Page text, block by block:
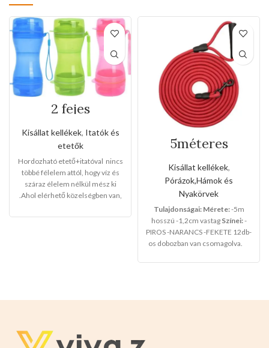
2 fejes
hordozható
etető+itató
Kisállat kellékek, Itatók és
etetők
Hordozható etető+itatóval nincs
többé félelem attól, hogy víz és
száraz élelem nélkül mész ki
.Ahol elérhető közelségben van,
minőség,maximális
5méteres
kézipóráz
Kisállat kellékek,
Pórázok,Hámok és
Nyakörvek
Tulajdonságai: Mérete:-5m
hosszú -1,2cm vastag Színei:-
PIROS -NARANCS -FEKETE 12db-
os dobozban van csomagolva.